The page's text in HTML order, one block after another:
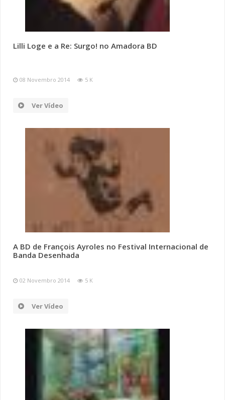
Lilli Loge e a Re: Surgo! no Amadora BD
08 Novembro 2014 5 K
Ver Vídeo
A BD de François Ayroles no Festival Internacional de
Banda Desenhada
02 Novembro 2014 5 K
Ver Vídeo